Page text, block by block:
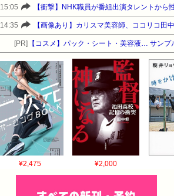
15:05 【衝撃】NHK職員が番組出演タレントから
14:35 【画像あり】カリスマ美容師、ココリコ田
[PR] 【コスメ】パック・シート・美容液… サン
¥2,475 ¥2,000